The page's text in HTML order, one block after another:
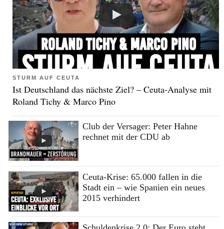
STURM AUF CEUTA
Ist Deutschland das nächste Ziel? – Ceuta-Analyse mit
Roland Tichy & Marco Pino
Club der Versager: Peter Hahne
rechnet mit der CDU ab
Ceuta-Krise: 65.000 fallen in die
Stadt ein – wie Spanien ein neues
2015 verhindert